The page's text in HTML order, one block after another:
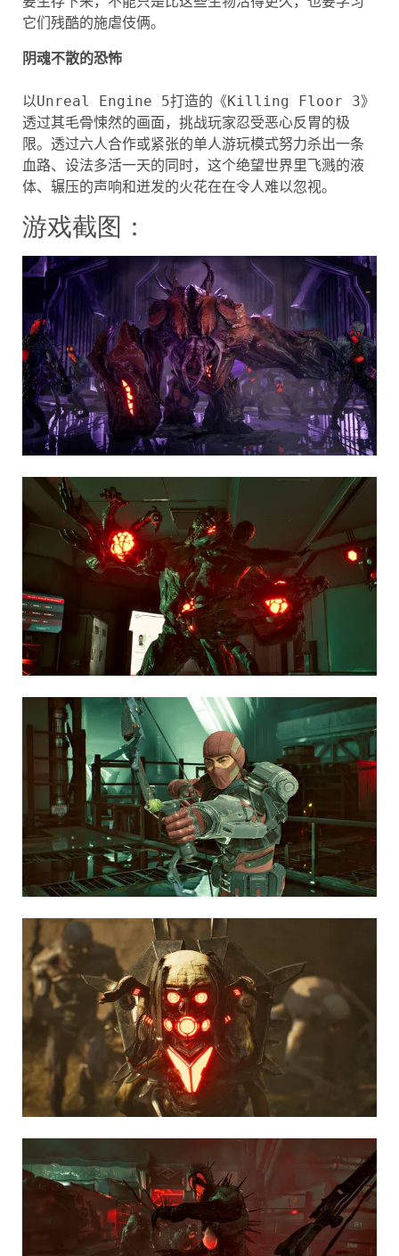
阴魂不散的恐怖
以Unreal Engine 5打造的《Killing Floor 3》
透过其毛骨悚然的画面，挑战玩家忍受恶心反胃的极
限。透过六人合作或紧张的单人游玩模式努力杀出一条
血路、设法多活一天的同时，这个绝望世界里飞溅的液
体、辗压的声响和迸发的火花在在令人难以忽视。
游戏截图：